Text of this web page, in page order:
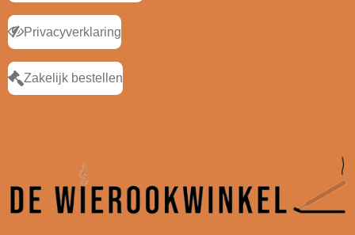
Privacyverklaring
Zakelijk bestellen